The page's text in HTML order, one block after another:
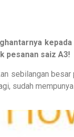
pesanan saiz A3!
sebilangan
sudah